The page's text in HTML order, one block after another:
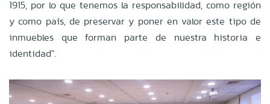
1915, por lo que tenemos la responsabilidad, como región
y como país, de preservar y poner en valor este tipo de
inmuebles que forman parte de nuestra historia e
identidad".